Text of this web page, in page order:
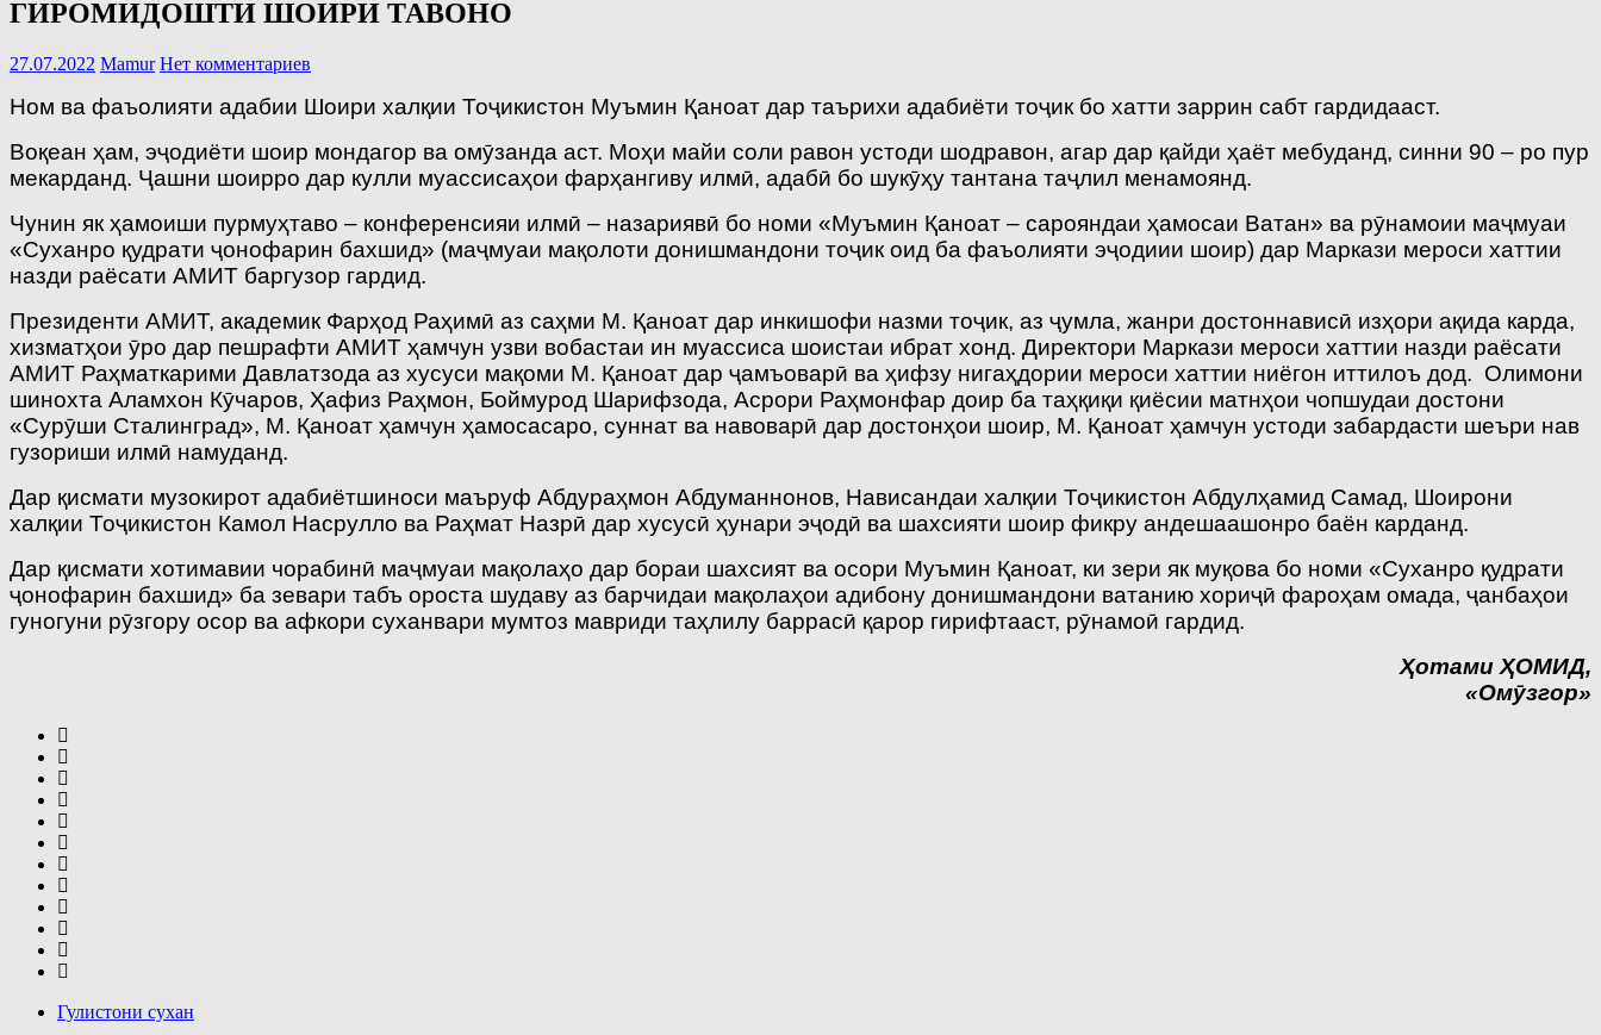
ГИРОМИДОШТИ ШОИРИ ТАВОНО
27.07.2022 Mamur Нет комментариев
Ном ва фаъолияти адабии Шоири халқии Тоҷикистон Муъмин Қаноат дар таърихи адабиёти тоҷик бо хатти заррин сабт гардидааст.
Воқеан ҳам, эҷодиёти шоир мондагор ва омӯзанда аст. Моҳи майи соли равон устоди шодравон, агар дар қайди ҳаёт мебуданд, синни 90 – ро пур
мекарданд. Ҷашни шоирро дар кулли муассисаҳои фарҳангиву илмӣ, адабӣ бо шукӯҳу тантана таҷлил менамоянд.
Чунин як ҳамоиши пурмуҳтаво – конференсияи илмӣ – назариявӣ бо номи «Муъмин Қаноат – сарояндаи ҳамосаи Ватан» ва рӯнамоии маҷмуаи
«Суханро қудрати ҷонофарин бахшид» (маҷмуаи мақолоти донишмандони тоҷик оид ба фаъолияти эҷодиии шоир) дар Маркази мероси хаттии
назди раёсати АМИТ баргузор гардид.
Президенти АМИТ, академик Фарҳод Раҳимӣ аз саҳми М. Қаноат дар инкишофи назми тоҷик, аз ҷумла, жанри достоннависӣ изҳори ақида карда,
хизматҳои ӯро дар пешрафти АМИТ ҳамчун узви вобастаи ин муассиса шоистаи ибрат хонд. Директори Маркази мероси хаттии назди раёсати
АМИТ Раҳматкарими Давлатзода аз хусуси мақоми М. Қаноат дар ҷамъоварӣ ва ҳифзу нигаҳдории мероси хаттии ниёгон иттилоъ дод. Олимони
шинохта Аламхон Кӯчаров, Ҳафиз Раҳмон, Боймурод Шарифзода, Асрори Раҳмонфар доир ба таҳқиқи қиёсии матнҳои чопшудаи достони
«Сурӯши Сталинград», М. Қаноат ҳамчун ҳамосасаро, суннат ва навоварӣ дар достонҳои шоир, М. Қаноат ҳамчун устоди забардасти шеъри нав
гузориши илмӣ намуданд.
Дар қисмати музокирот адабиётшиноси маъруф Абдураҳмон Абдуманнонов, Нависандаи халқии Тоҷикистон Абдулҳамид Самад, Шоирони
халқии Тоҷикистон Камол Насрулло ва Раҳмат Назрӣ дар хусусӣ ҳунари эҷодӣ ва шахсияти шоир фикру андешаашонро баён карданд.
Дар қисмати хотимавии чорабинӣ маҷмуаи мақолаҳо дар бораи шахсият ва осори Муъмин Қаноат, ки зери як муқова бо номи «Суханро қудрати
ҷонофарин бахшид» ба зевари табъ ороста шудаву аз барчидаи мақолаҳои адибону донишмандони ватанию хориҷӣ фароҳам омада, ҷанбаҳои
гуногуни рӯзгору осор ва афкори суханвари мумтоз мавриди таҳлилу баррасӣ қарор гирифтааст, рӯнамоӣ гардид.
Ҳотами ҲОМИД,
«Омӯзгор»
Гулистони сухан